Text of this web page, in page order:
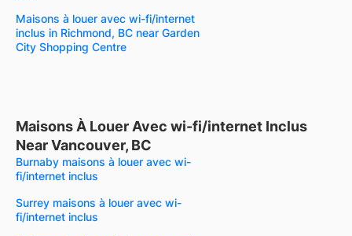
Maisons à louer avec wi-fi/internet
inclus in Richmond, BC near Garden
City Shopping Centre
Maisons À Louer Avec wi-fi/internet Inclus
Near Vancouver, BC
Burnaby maisons à louer avec wi-
fi/internet inclus
Surrey maisons à louer avec wi-
fi/internet inclus